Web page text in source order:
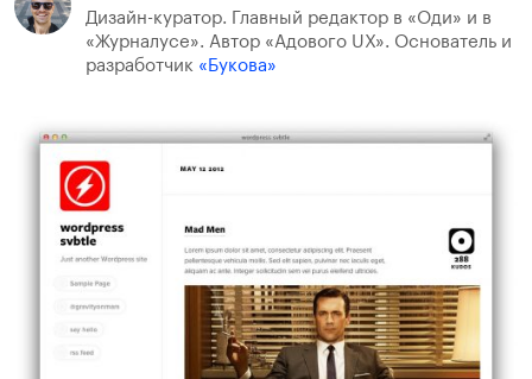
Дизайн-куратор. Главный редактор в «Оди» и в
«Журналусе». Автор «Адового UX». Основатель и
разработчик «Букова»